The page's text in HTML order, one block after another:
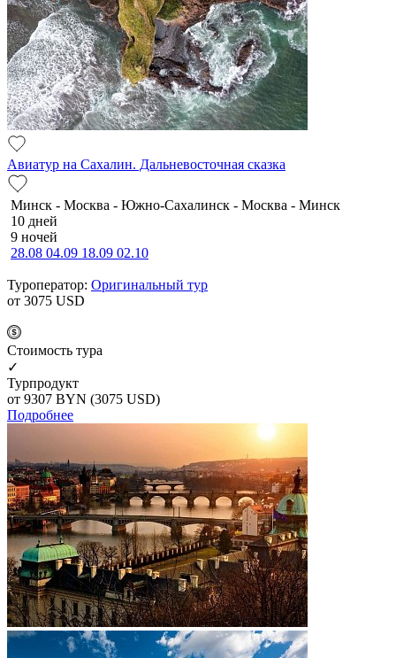
Авиатур на Сахалин. Дальневосточная сказка
Минск - Москва - Южно-Сахалинск - Москва - Минск
10 дней
9 ночей
28.08 04.09 18.09 02.10
Туроператор: Оригинальный тур
от 3075 USD
Cтоимость тура
✓
Турпродукт
от 9307 BYN (3075 USD)
Подробнее